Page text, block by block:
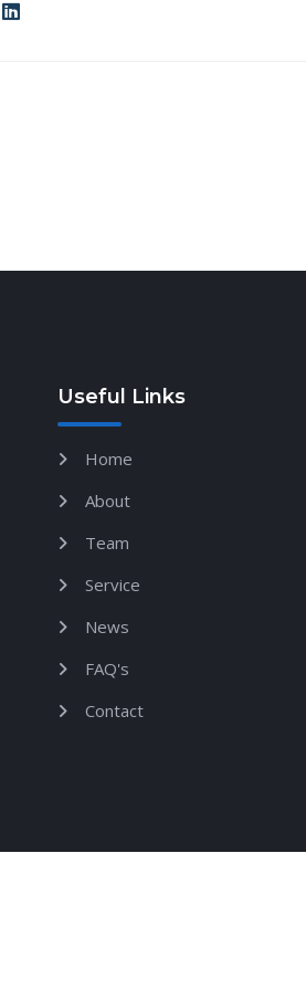
Useful Links
Home
About
Team
Service
News
FAQ's
Contact